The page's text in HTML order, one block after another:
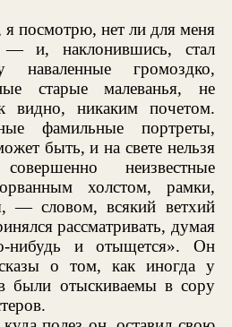
посмотрю, нет ли для меня
— и, наклонившись, стал
наваленные громоздко,
старые малеванья, не
видно, никаким почетом.
фамильные портреты,
быть, и на свете нельзя
неизвестные
холстом, рамки,
— словом, всякий ветхий
рассматривать, думая
нибудь и отыщется». Он
о том, как иногда у
были отыскиваемы в сору